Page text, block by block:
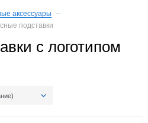
аксессуары
подставки
с логотипом